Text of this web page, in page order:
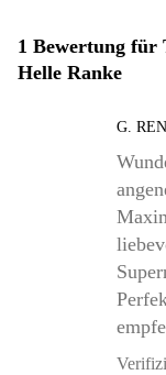
1 Bewertung für
Helle Ranke
G.